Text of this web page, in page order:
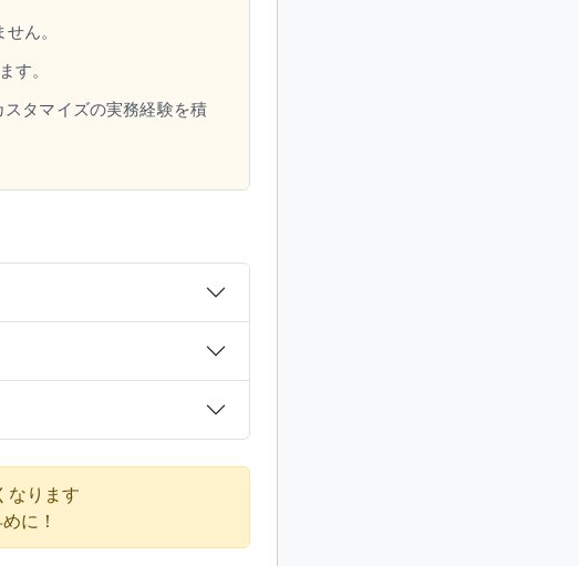
ん。
す。
タマイズの実務経験を積
なります
に！